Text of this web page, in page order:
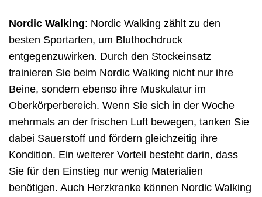
Nordic Walking: Nordic Walking zählt zu den
besten Sportarten, um Bluthochdruck
entgegenzuwirken. Durch den Stockeinsatz
trainieren Sie beim Nordic Walking nicht nur ihre
Beine, sondern ebenso ihre Muskulatur im
Oberkörperbereich. Wenn Sie sich in der Woche
mehrmals an der frischen Luft bewegen, tanken Sie
dabei Sauerstoff und fördern gleichzeitig ihre
Kondition. Ein weiterer Vorteil besteht darin, dass
Sie für den Einstieg nur wenig Materialien
benötigen. Auch Herzkranke können Nordic Walking